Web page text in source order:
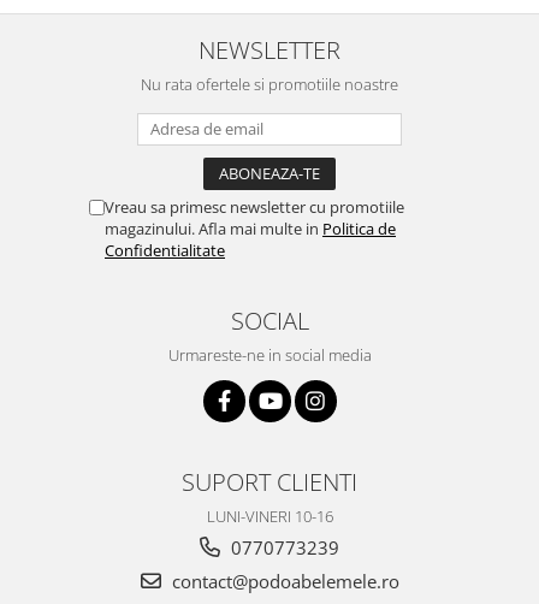
NEWSLETTER
Nu rata ofertele si promotiile noastre
Vreau sa primesc newsletter cu promotiile
magazinului. Afla mai multe in Politica de
Confidentialitate
SOCIAL
Urmareste-ne in social media
SUPORT CLIENTI
LUNI-VINERI 10-16
0770773239
contact@podoabelemele.ro